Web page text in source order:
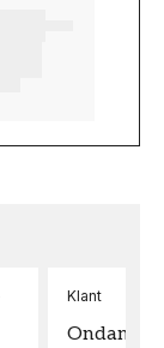
Klant
Ondanks